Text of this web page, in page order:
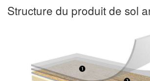
Structure du produit de sol